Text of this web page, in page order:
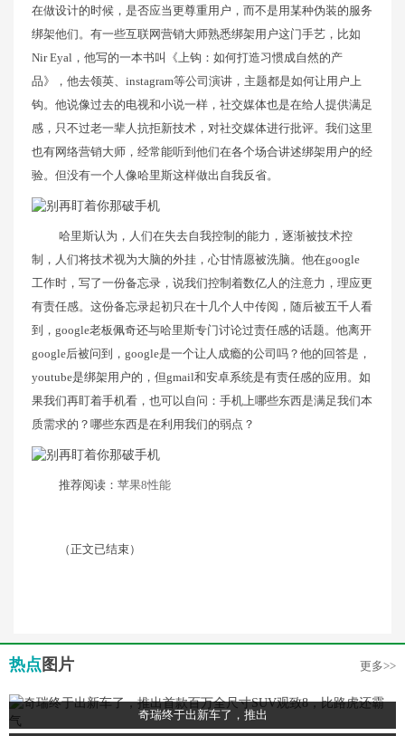
在做设计的时候，是否应当更尊重用户，而不是用某种伪装的服务
绑架他们。有一些互联网营销大师熟悉绑架用户这门手艺，比如
Nir Eyal，他写的一本书叫《上钩：如何打造习惯成自然的产
品》，他去领英、instagram等公司演讲，主题都是如何让用户上
钩。他说像过去的电视和小说一样，社交媒体也是在给人提供满足
感，只不过老一辈人抗拒新技术，对社交媒体进行批评。我们这里
也有网络营销大师，经常能听到他们在各个场合讲述绑架用户的经
验。但没有一个人像哈里斯这样做出自我反省。
哈里斯认为，人们在失去自我控制的能力，逐渐被技术控
制，人们将技术视为大脑的外挂，心甘情愿被洗脑。他在google
工作时，写了一份备忘录，说我们控制着数亿人的注意力，理应更
有责任感。这份备忘录起初只在十几个人中传阅，随后被五千人看
到，google老板佩奇还与哈里斯专门讨论过责任感的话题。他离开
google后被问到，google是一个让人成瘾的公司吗？他的回答是，
youtube是绑架用户的，但gmail和安卓系统是有责任感的应用。如
果我们再盯着手机看，也可以自问：手机上哪些东西是满足我们本
质需求的？哪些东西是在利用我们的弱点？
推荐阅读： 苹果8性能
（正文已结束）
热点 图片 更多>>
奇瑞终于出新车了，推出